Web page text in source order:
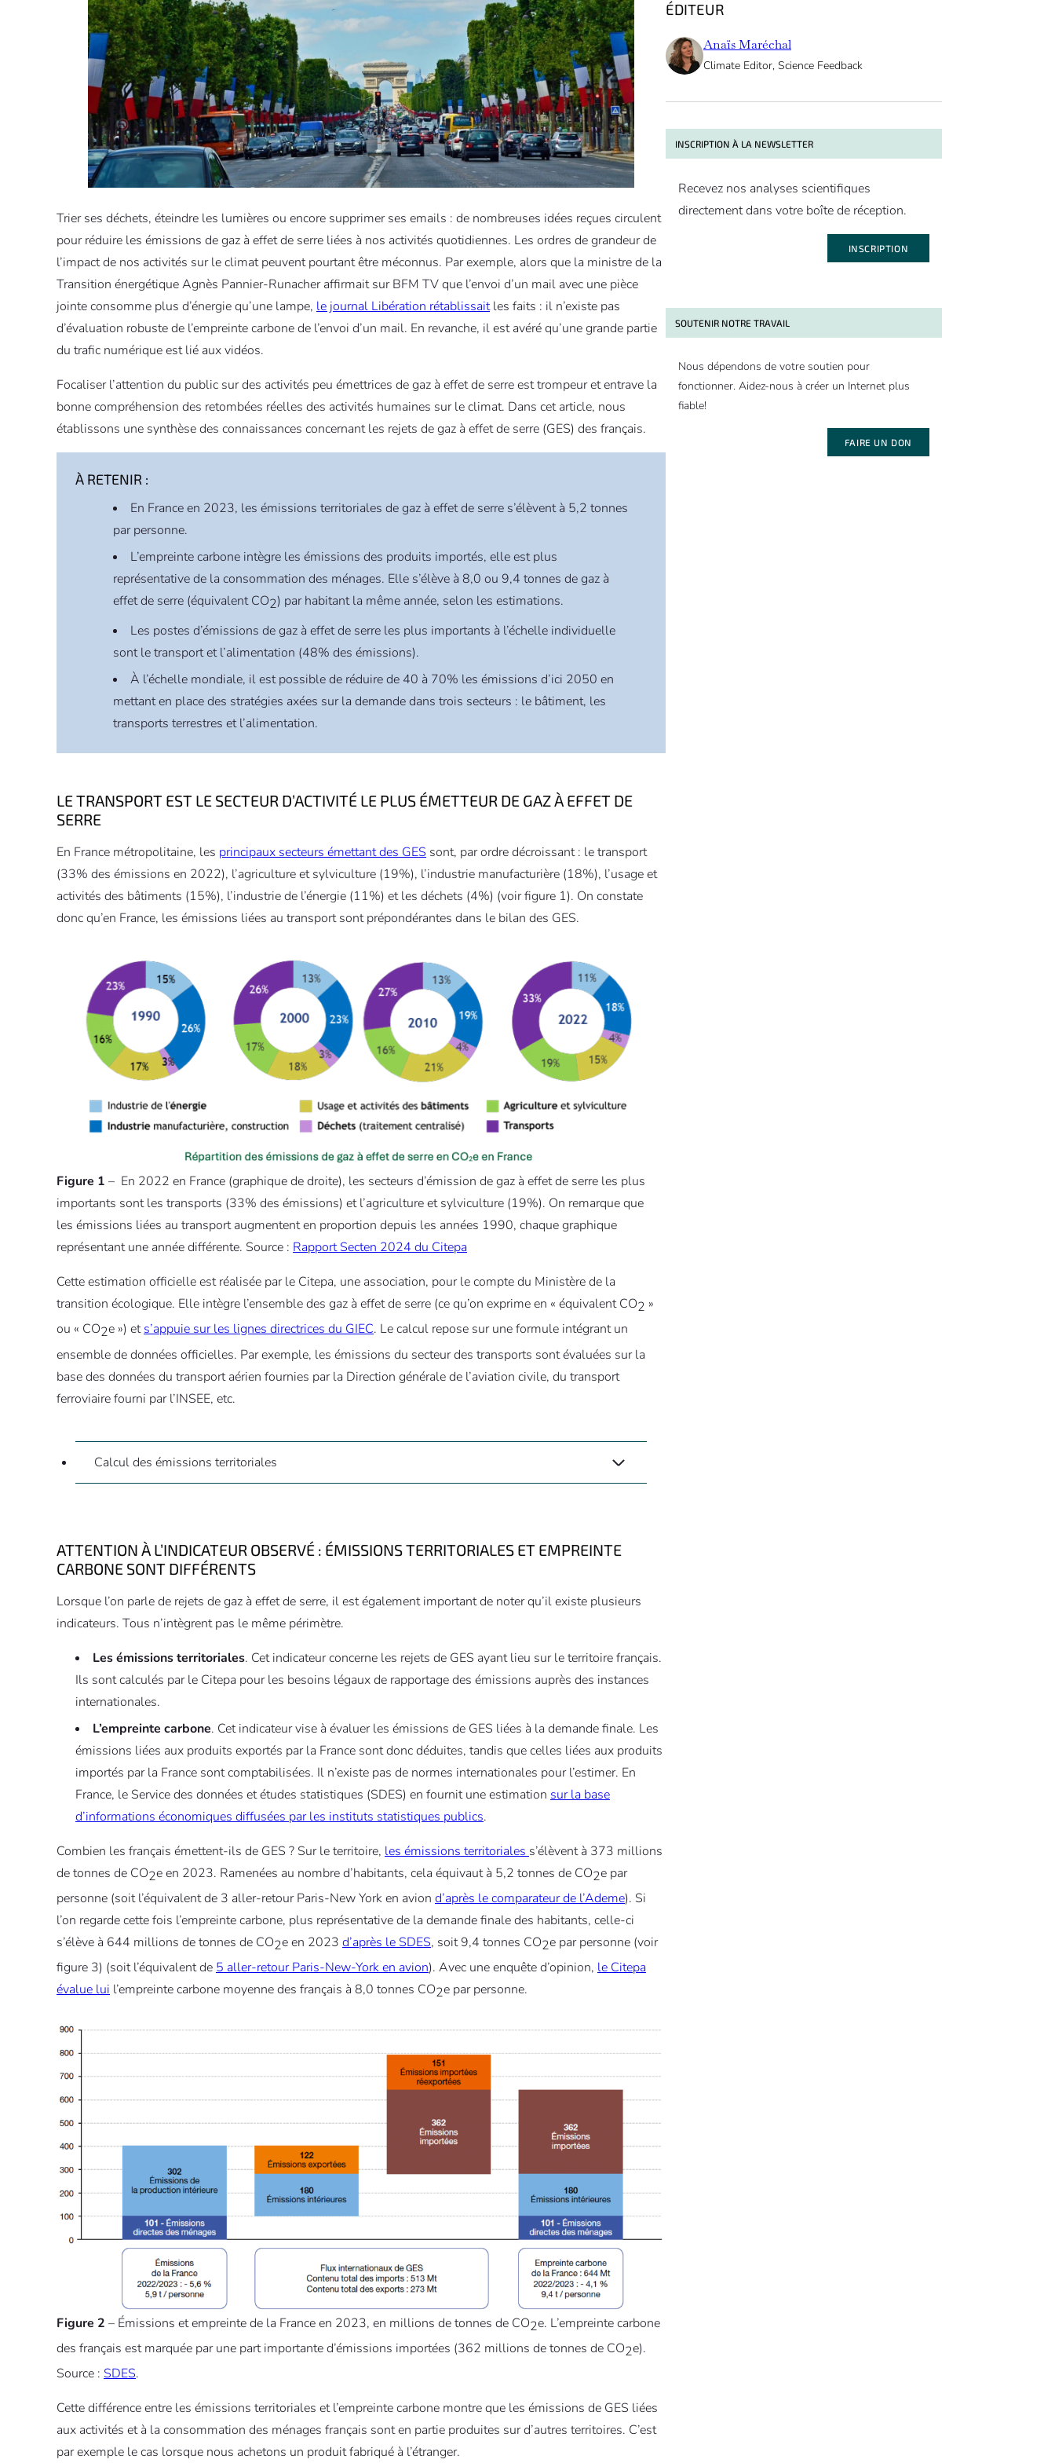
Trier ses déchets, éteindre les lumières ou encore supprimer ses emails : de nombreuses idées reçues circulent
pour réduire les émissions de gaz à effet de serre liées à nos activités quotidiennes. Les ordres de grandeur de
l’impact de nos activités sur le climat peuvent pourtant être méconnus. Par exemple, alors que la ministre de la
Transition énergétique Agnès Pannier-Runacher affirmait sur BFM TV que l’envoi d’un mail avec une pièce
jointe consomme plus d’énergie qu’une lampe, le journal Libération rétablissaitles faits : il n’existe pas
d’évaluation robuste de l’empreinte carbone de l’envoi d’un mail. En revanche, il est avéré qu’une grande partie
du trafic numérique est lié aux vidéos.
Focaliser l’attention du public sur des activités peu émettrices de gaz à effet de serre est trompeur et entrave la
bonne compréhension des retombées réelles des activités humaines sur le climat. Dans cet article, nous
établissons une synthèse des connaissances concernant les rejets de gaz à effet de serre (GES) des français.
À RETENIR :
En France en 2023, les émissions territoriales de gaz à effet de serre s’élèvent à 5,2 tonnes
par personne.
L’empreinte carbone intègre les émissions des produits importés, elle est plus
représentative de la consommation des ménages. Elle s’élève à 8,0 ou 9,4 tonnes de gaz à
effet de serre (équivalent CO2) par habitant la même année, selon les estimations.
Les postes d’émissions de gaz à effet de serre les plus importants à l’échelle individuelle
sont le transport et l’alimentation (48% des émissions).
À l’échelle mondiale, il est possible de réduire de 40 à 70% les émissions d’ici 2050 en
mettant en place des stratégies axées sur la demande dans trois secteurs : le bâtiment, les
transports terrestres et l’alimentation.
LE TRANSPORT EST LE SECTEUR D’ACTIVITÉ LE PLUS ÉMETTEUR DE GAZ À EFFET DE
SERRE
En France métropolitaine, les principaux secteurs émettant des GES sont, par ordre décroissant : le transport
(33% des émissions en 2022), l’agriculture et sylviculture (19%), l’industrie manufacturière (18%), l’usage et
activités des bâtiments (15%), l’industrie de l’énergie (11%) et les déchets (4%) (voir figure 1). On constate
donc qu’en France, les émissions liées au transport sont prépondérantes dans le bilan des GES.
Figure 1 – En 2022 en France (graphique de droite), les secteurs d’émission de gaz à effet de serre les plus
importants sont les transports (33% des émissions) et l’agriculture et sylviculture (19%). On remarque que
les émissions liées au transport augmentent en proportion depuis les années 1990, chaque graphique
représentant une année différente. Source : Rapport Secten 2024 du Citepa
Cette estimation officielle est réalisée par le Citepa, une association, pour le compte du Ministère de la
transition écologique. Elle intègre l’ensemble des gaz à effet de serre (ce qu’on exprime en « équivalent CO2 »
ou « CO2e ») ets’appuie sur les lignes directrices du GIEC. Le calcul repose sur une formule intégrant un
ensemble de données officielles. Par exemple, les émissions du secteur des transports sont évaluées sur la
base des données du transport aérien fournies par la Direction générale de l’aviation civile, du transport
ferroviaire fourni par l’INSEE, etc.
Calcul des émissions territoriales
ATTENTION À L’INDICATEUR OBSERVÉ : ÉMISSIONS TERRITORIALES ET EMPREINTE
CARBONE SONT DIFFÉRENTS
Lorsque l’on parle de rejets de gaz à effet de serre, il est également important de noter qu’il existe plusieurs
indicateurs. Tous n’intègrent pas le même périmètre.
Les émissions territoriales. Cet indicateur concerne les rejets de GES ayant lieu sur le territoire français.
Ils sont calculés par le Citepa pour les besoins légaux de rapportage des émissions auprès des instances
internationales.
L’empreinte carbone. Cet indicateur vise à évaluer les émissions de GES liées à la demande finale. Les
émissions liées aux produits exportés par la France sont donc déduites, tandis que celles liées aux produits
importés par la France sont comptabilisées. Il n’existe pas de normes internationales pour l’estimer. En
France, le Service des données et études statistiques (SDES) en fournit une estimation sur la base
d’informations économiques diffusées par les instituts statistiques publics.
Combien les français émettent-ils de GES ? Sur le territoire, les émissions territoriales s’élèvent à 373 millions
de tonnes de CO2e en 2023. Ramenées au nombre d’habitants, cela équivaut à 5,2 tonnes de CO2e par
personne (soit l’équivalent de 3 aller-retour Paris-New York en avion d’après le comparateur de l’Ademe). Si
l’on regarde cette fois l’empreinte carbone, plus représentative de la demande finale des habitants, celle-ci
s’élève à 644 millions de tonnes de CO2e en 2023 d’après le SDES, soit 9,4 tonnes CO2e par personne (voir
figure 3) (soit l’équivalent de 5 aller-retour Paris-New-York en avion). Avec une enquête d’opinion, le Citepa
évalue lui l’empreinte carbone moyenne des français à 8,0 tonnes CO2e par personne.
Figure 2 – Émissions et empreinte de la France en 2023, en millions de tonnes de CO2e. L’empreinte carbone
des français est marquée par une part importante d’émissions importées (362 millions de tonnes de CO2e).
Source : SDES.
Cette différence entre les émissions territoriales et l’empreinte carbone montre que les émissions de GES liées
aux activités et à la consommation des ménages français sont en partie produites sur d’autres territoires. C’est
par exemple le cas lorsque nous achetons un produit fabriqué à l’étranger.
ÉDITEUR
Anaïs Maréchal
Climate Editor, Science Feedback
INSCRIPTION À LA NEWSLETTER
Recevez nos analyses scientifiques
directement dans votre boîte de réception.
INSCRIPTION
SOUTENIR NOTRE TRAVAIL
Nous dépendons de votre soutien pour
fonctionner. Aidez-nous à créer un Internet plus
fiable!
FAIRE UN DON